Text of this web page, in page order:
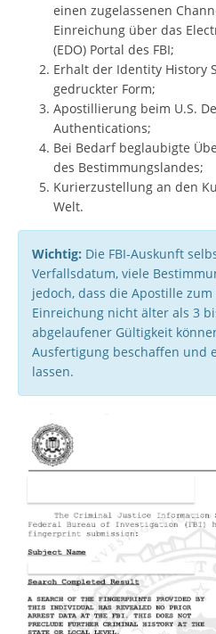
einen zugelassenen
Einreichung über das
(EDO) Portal des FBI;
Erhalt der Identity History
gedruckter Form;
Apostillierung beim U.S.
Authentications;
Bei Bedarf beglaubigte
des Bestimmungslandes;
Kurierzustellung an den
Welt.
Wichtig: Die FBI-Auskunft
Verfallsdatum, viele
jedoch, dass die Apostille
Einreichung nicht älter als 3
abgelaufener Gültigkeit
Ausfertigung beschaffen und
lassen.